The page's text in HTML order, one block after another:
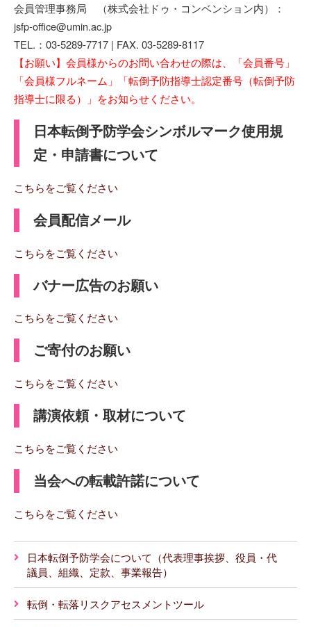
会員管理事務局 （株式会社ドゥ・コンベンション内）：
jsfp-office@umin.ac.jp
TEL.：03-5289-7717 | FAX. 03-5289-8117
【お願い】会員様からのお問い合わせの際は、「会員番号」
「会員様フルネーム」「転倒予防指導士認定番号（転倒予防
指導士に限る）」をお知らせください。
日本転倒予防学会シンボルマーク使用規
定・申請書について
こちらをご覧ください
会員配信メール
こちらをご覧ください
バナー広告のお願い
こちらをご覧ください
ご寄付のお願い
こちらをご覧ください
講演依頼・取材について
こちらをご覧ください
当会への転載許諾について
こちらをご覧ください
日本転倒予防学会について（代表理事挨拶、役員・代
議員、組織、定款、事業報告）
転倒・転落リスクアセスメントツール